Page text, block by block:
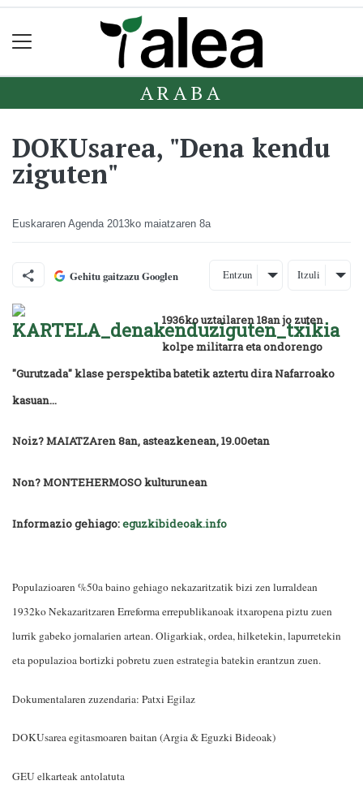
ARABA
DOKUsarea, "Dena kendu
ziguten"
Euskararen Agenda 2013ko maiatzaren 8a
Gehitu gaitzazu Googlen Entzun Itzuli
1936ko uztailaren 18an jo zuten
kolpe militarra eta ondorengo
"Gurutzada" klase perspektiba batetik aztertu dira Nafarroako
kasuan...
Noiz? MAIATZAren 8an, asteazkenean, 19.00etan
Non? MONTEHERMOSO kulturunean
Informazio gehiago:eguzkibideoak.info
Populazioaren %50a baino gehiago nekazaritzatik bizi zen lurraldean
1932ko Nekazaritzaren Erreforma errepublikanoak itxaropena piztu zuen
lurrik gabeko jornalarien artean. Oligarkiak, ordea, hilketekin, lapurretekin
eta populazioa bortizki pobretu zuen estrategia batekin erantzun zuen.
Dokumentalaren zuzendaria: Patxi Egilaz
DOKUsarea egitasmoaren baitan (Argia & Eguzki Bideoak)
GEU elkarteak antolatuta